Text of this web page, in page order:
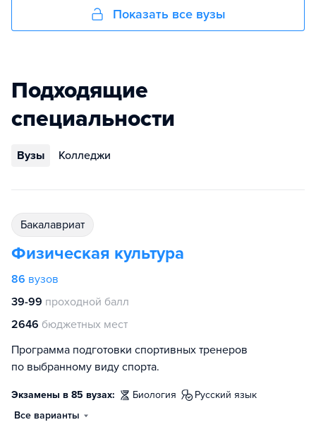
Показать все вузы
Подходящие
специальности
Вузы Колледжи
бакалавриат
Физическая культура
86 вузов
39-99 проходной балл
2646 бюджетных мест
Программа подготовки спортивных тренеров
по выбранному виду спорта.
Экзамены в 85 вузах: биология
русский язык
Все варианты